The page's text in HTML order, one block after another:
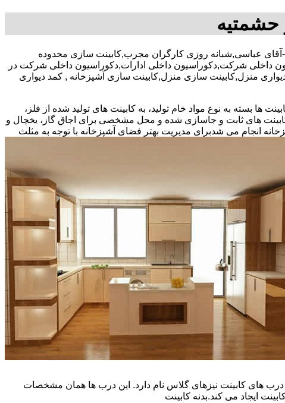
حشمتیه
30 در صد تخفیف بیمه رایگان,09122809529-آقای عباسی,شبانه روزی کارگران مجرب,کابینت سازی محدوده
داخلی شرکت,دکوراسیون داخلی ادارات,دکوراسیون داخلی شرکت در
منزل,کابینت سازی منزل,کابینت سازی آشپزخانه , کمد دیواری
ها بسته به نوع مواد خام تولید، به کابینت های تولید شده از فلز،
های ثابت و جاسازی شده و محل مشخصی برای اجاق گاز، یخچال و
انجام می شدبرای مدیریت بهتر فضای آشپزخانه با توجه به مثلث
۶ تیپ و تنوع رنگی زیادی است. نوع دیگری از درب های کابینت نیزهای گلاس نام دارد. این درب ها همان مشخصات
ایجاد می کند.بدنه کابینت